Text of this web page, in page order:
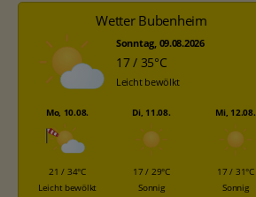
Wetter Bubenheim
Sonntag, 09.08.2026
17 / 35°C
Leicht bewölkt
Mo, 10.08.
21 / 34°C
Leicht bewölkt
Di, 11.08.
17 / 29°C
Sonnig
Mi, 12.08.
17 / 31°C
Sonnig